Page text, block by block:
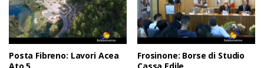
Posta Fibreno: Lavori Acea
Frosinone: Borse di Studio